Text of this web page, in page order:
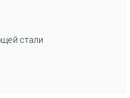
стали